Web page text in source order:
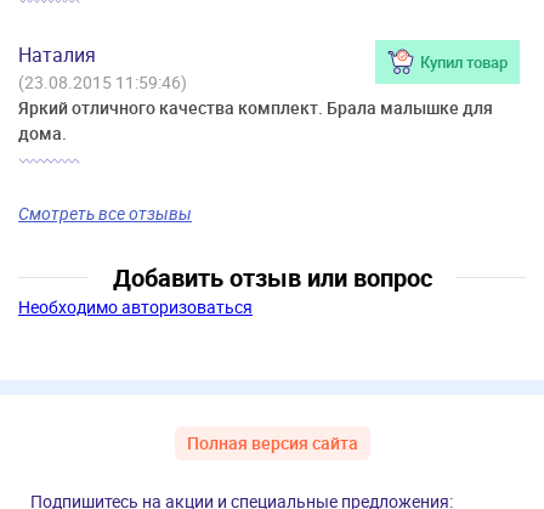
Наталия Купил товар
(23.08.2015 11:59:46)
Яркий отличного качества комплект. Брала малышке для
дома.
Смотреть все отзывы
Добавить отзыв или вопрос
Необходимо авторизоваться
Полная версия сайта
Подпишитесь на акции и специальные предложения: